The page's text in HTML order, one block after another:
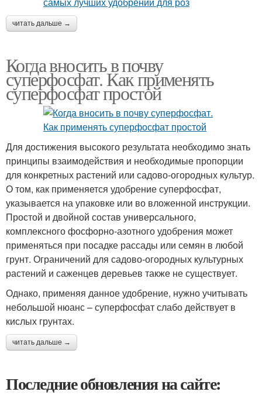
читать дальше →
Когда вносить в почву
суперфосфат. Как применять
суперфосфат простой
Для достижения высокого результата необходимо знать
принципы взаимодействия и необходимые пропорции
для конкретных растений или садово-огородных культур.
О том, как применяется удобрение суперфосфат,
указывается на упаковке или во вложенной инструкции.
Простой и двойной состав универсального,
комплексного фосфорно-азотного удобрения может
применяться при посадке рассады или семян в любой
грунт. Ограничений для садово-огородных культурных
растений и саженцев деревьев также не существует.
Однако, применяя данное удобрение, нужно учитывать
небольшой нюанс – суперфосфат слабо действует в
кислых грунтах.
читать дальше →
Последние обновления на сайте: